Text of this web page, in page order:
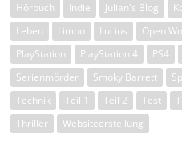
Hörbuch
Indie Julian's Blog
Leben
Limbo Lucius
Open
PlayStation
PlayStation 4 PS4
Serienmörder
Smoky Barrett
Technik
Teil 1 Teil 2 Test
Thriller
Websiteerstellung